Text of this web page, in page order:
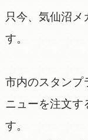
只今、気仙沼
す。
市内のスタンプ
ニューを注文す
す。